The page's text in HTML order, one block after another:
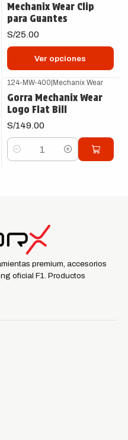
Mechanix Wear Clip
para Guantes
S/25.00
Ver opciones
124-MW-400|Mechanix Wear
Gorra Mechanix Wear
Logo Flat Bill
S/149.00
Cantidad
premium, accesorios
oficial F1. Productos